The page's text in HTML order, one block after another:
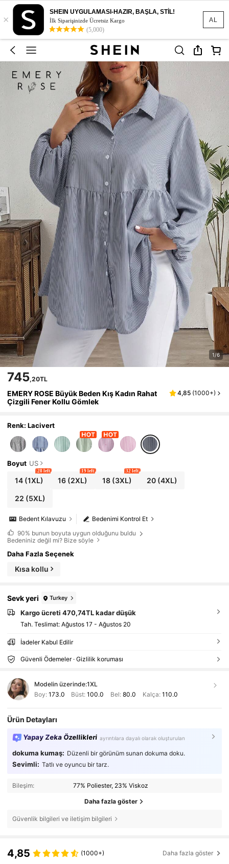
AL
×
SHEIN UYGULAMASI-HAZIR, BAŞLA, STİL!
İlk Siparişinizde Ücretsiz Kargo
(5,000)
1/6
745,20TL
EMERY ROSE Büyük Beden Kış Kadın Rahat
Çizgili Fener Kollu Gömlek
4,85 (1000+)
Renk: Lacivert
Boyut US
14(1XL)
28 left
16 (2XL)
19 left
18(3XL)
32 left
20(4XL)
22 (5XL)
Bedenimi Kontrol Et
Bedent Kılavuzu
90% bunun boyuta uygun olduğunu buldu
Bedeniniz değil mi? Bize söyle
Daha Fazla Seçenek
Kısa kollu
Sevk yeri Turkey
Kargo ücreti 470,74TL kadar düşük
Tah. Teslimat: Ağustos 17 - Ağustos 20
İadeler Kabul Edilir
Güvenli Ödemeler · Gizlilik koruması
Modelin üzerinde:1XL
Boy: 173.0 Büst:100.0 Bel: 80.0 Kalça: 110.0
Ürün Detayları
Yapay Zeka Özellikleri ayrıntılara dayalı olarak oluşturulan
dokuma kumaş: Düzenli bir görünüm sunan dokuma doku.
Sevimli: Tatlı ve oyuncu bir tarz.
Bileşim: 77% Poliester, 23% Viskoz
Daha fazla göster
Güvenlik bilgileri ve iletişim bilgileri
4,85 (1000+) Daha fazla göster